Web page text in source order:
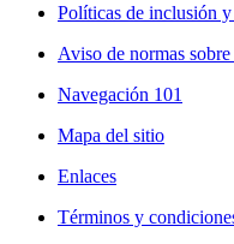
Políticas de inclusión
Aviso de normas
Navegación 101
Mapa del sitio
Enlaces
Términos y